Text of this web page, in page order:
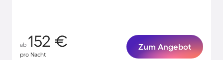
ab 152 €
pro Nacht
Zum Angebot